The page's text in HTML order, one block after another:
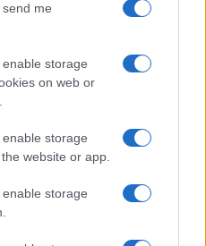
me
storage
on web or
storage
website or app.
storage
készülék kimarad a One
ekkor rántja le a leplet az
hat funkció, amely
tudnak róla